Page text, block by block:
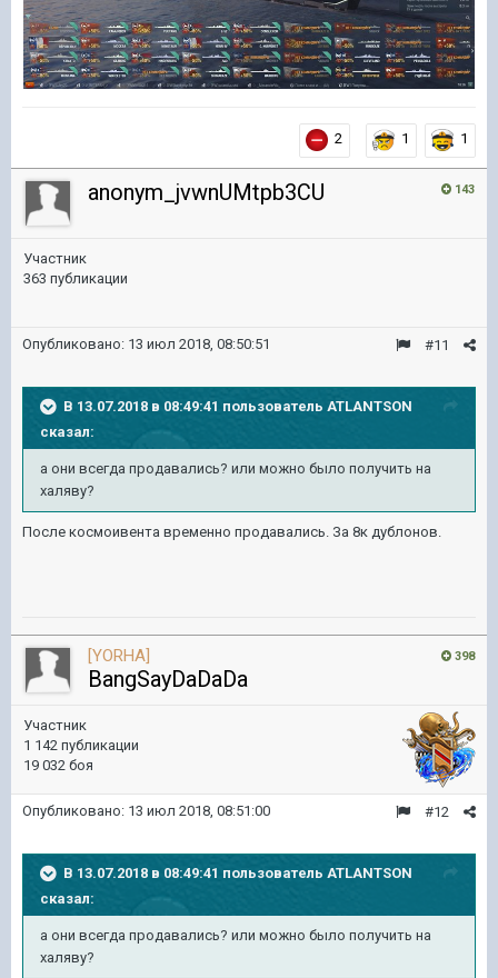
2 1 1
143
anonym_jvwnUMtpb3CU
Участник
363 публикации
#11
Опубликовано: 13 июл 2018, 08:50:51
В 13.07.2018 в 08:49:41 пользователь ATLANTSON
сказал:
а они всегда продавались? или можно было получить на
халяву?
После космоивента временно продавались. За 8к дублонов.
398
[YORHA]
BangSayDaDaDa
Участник
1 142 публикации
19 032 боя
#12
Опубликовано: 13 июл 2018, 08:51:00
В 13.07.2018 в 08:49:41 пользователь ATLANTSON
сказал:
а они всегда продавались? или можно было получить на
халяву?